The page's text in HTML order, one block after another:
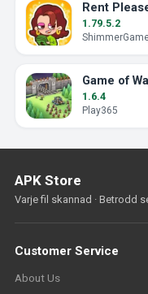
Rent
1.79.5.2
Game of
1.6.4
Play365
APK Store
Varje fil skannad · Betrodd
Customer Service
About Us